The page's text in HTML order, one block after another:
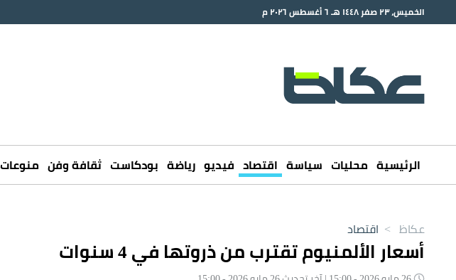
الخميس، ٢٣ صفر ١٤٤٨ هـ ٦ أغسطس ٢٠٢٦ م
الرئيسية محليات سياسة اقتصاد فيديو رياضة بودكاست ثقافة وفن منوعات
عكاظ > اقتصاد
أسعار الألمنيوم تقترب من ذروتها في 4 سنوات